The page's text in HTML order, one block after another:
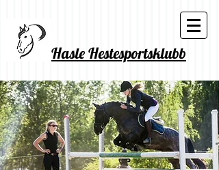
Hasle Hestesportsklubb